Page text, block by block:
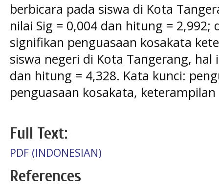
berbicara pada siswa di Kota
nilai Sig = 0,004 dan hitung = 2,992;
signifikan penguasaan kosakata
siswa negeri di Kota Tangerang,
dan hitung = 4,328. Kata kunci:
penguasaan kosakata,
Full Text:
PDF (INDONESIAN)
References